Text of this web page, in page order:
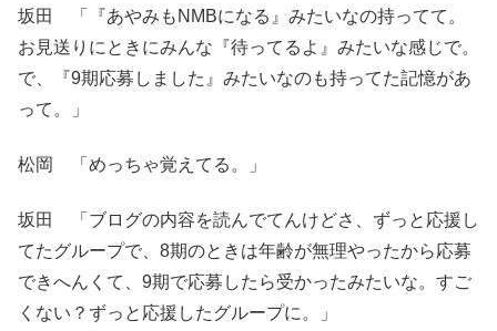
坂田 「『あやみもNMBになる』みたいなの持ってて。
お見送りにときにみんな『待ってるよ』みたいな感じで。
で、『9期応募しました』みたいなのも持ってた記憶があ
って。」
松岡 「めっちゃ覚えてる。」
坂田 「ブログの内容を読んでてんけどさ、ずっと応援し
てたグループで、8期のときは年齢が無理やったから応募
できへんくて、9期で応募したら受かったみたいな。すご
くない？ずっと応援したグループに。」